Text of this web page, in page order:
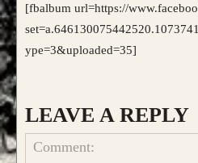
[fbalbum url=https://
ype=3&uploaded=35]
LEAVE A REPLY